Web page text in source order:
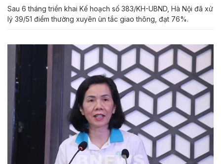
Sau 6 tháng triển khai Kế hoạch số 383/KH-UBND, Hà Nội đã xử
lý 39/51 điểm thường xuyên ùn tắc giao thông, đạt 76%.